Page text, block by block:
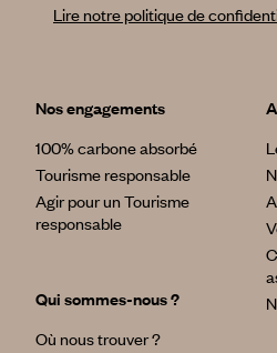
Lire notre politique de
Nos engagements
100% carbone absorbé
Tourisme responsable
Agir pour un Tourisme
responsable
Qui sommes-nous ?
Où nous trouver ?